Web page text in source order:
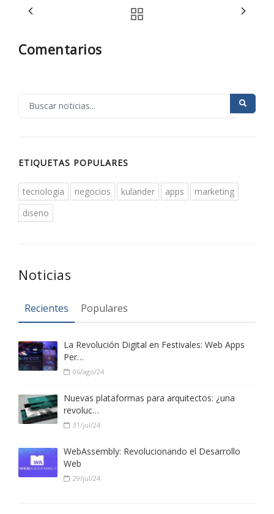
Comentarios
ETIQUETAS POPULARES
tecnologia negocios kulander apps
marketing
diseno
Noticias
Recientes Populares
La Revolución Digital en Festivales: Web Apps
Per…
06/ago/24
Nuevas plataformas para arquitectos: ¿una
revoluc…
31/jul/24
WebAssembly: Revolucionando el Desarrollo
Web
29/jul/24